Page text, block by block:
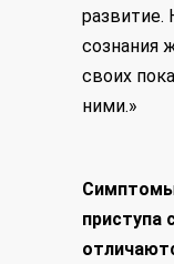
сознания
своих
ними.»
приступа